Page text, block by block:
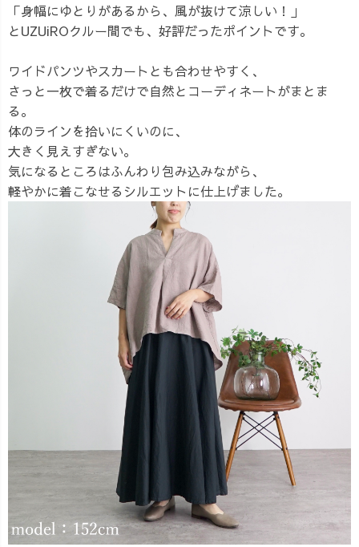
「身幅にゆとりがあるから、風が抜けて涼しい！」
とUZUiROクルー間でも、好評だったポイントです。
ワイドパンツやスカートとも合わせやすく、
さっと一枚で着るだけで自然とコーディネートがまとま
る。
体のラインを拾いにくいのに、
大きく見えすぎない。
気になるところはふんわり包み込みながら、
軽やかに着こなせるシルエットに仕上げました。